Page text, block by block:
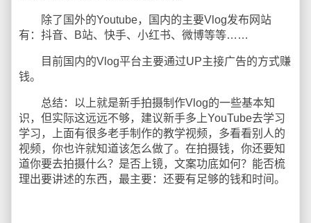
除了国外的Youtube，国内的主要Vlog发布网站
有：抖音、B站、快手、小红书、微博等等……
目前国内的Vlog平台主要通过UP主接广告的方式赚
钱。
总结：以上就是新手拍摄制作Vlog的一些基本知
识，但实际这远远不够，建议新手多上YouTube去学习
学习，上面有很多老手制作的教学视频，多看看别人的
视频，你也许就知道该怎么做了。在拍摄钱，你还要知
道你要去拍摄什么？是否上镜，文案功底如何？能否梳
理出要讲述的东西，最主要：还要有足够的钱和时间。